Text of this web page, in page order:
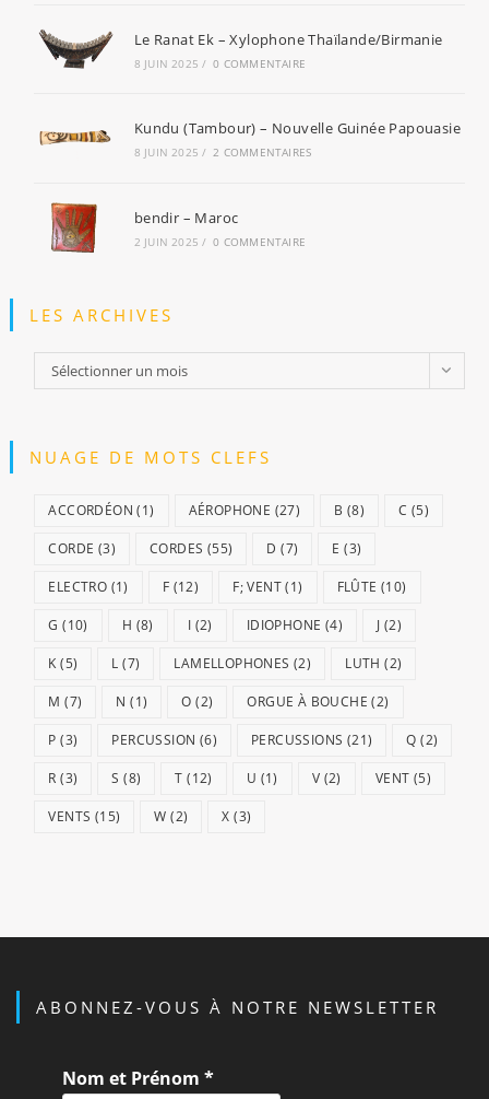
Le Ranat Ek – Xylophone Thaïlande/Birmanie
8 JUIN 2025 / 0 COMMENTAIRE
Kundu (Tambour) – Nouvelle Guinée Papouasie
8 JUIN 2025 / 2 COMMENTAIRES
bendir – Maroc
2 JUIN 2025 / 0 COMMENTAIRE
LES ARCHIVES
Sélectionner un mois
NUAGE DE MOTS CLEFS
ACCORDÉON (1) AÉROPHONE (27) B (8) C (5)
CORDE (3) CORDES (55) D (7) E (3)
ELECTRO (1) F (12) F; VENT(1) FLÛTE (10)
G (10) H (8) I (2) IDIOPHONE (4) J (2)
K (5) L (7) LAMELLOPHONES (2) LUTH (2)
M (7) N (1) O (2) ORGUE À BOUCHE (2)
P (3) PERCUSSION (6) PERCUSSIONS (21) Q (2)
R (3) S (8) T (12) U (1) V (2) VENT (5)
VENTS (15) W (2) X (3)
ABONNEZ-VOUS À NOTRE NEWSLETTER
Nom et Prénom*